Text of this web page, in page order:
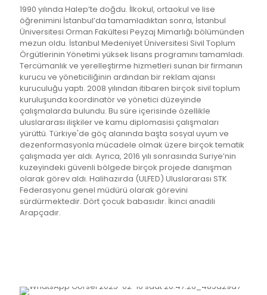
1990 yılında Halep’te doğdu. İlkokul, ortaokul ve lise
öğrenimini İstanbul’da tamamladıktan sonra, İstanbul
Üniversitesi Orman Fakültesi Peyzaj Mimarlığı bölümünden
mezun oldu. İstanbul Medeniyet Üniversitesi Sivil Toplum
Örgütlerinin Yönetimi yüksek lisans programını tamamladı.
Tercümanlık ve yerelleştirme hizmetleri sunan bir firmanın
kurucu ve yöneticiliğinin ardından bir reklam ajansı
kuruculuğu yaptı. 2008 yılından itibaren birçok sivil toplum
kuruluşunda koordinatör ve yönetici düzeyinde
çalışmalarda bulundu. Bu süre içerisinde özellikle
uluslararası ilişkiler ve kamu diplomasisi çalışmaları
yürüttü. Türkiye'de göç alanında başta sosyal uyum ve
dezenformasyonla mücadele olmak üzere birçok tematik
çalışmada yer aldı. Ayrıca, 2016 yılı sonrasında Suriye’nin
kuzeyindeki güvenli bölgede birçok projede danışman
olarak görev aldı. Halihazırda (ULFED) Uluslararası STK
Federasyonu genel müdürü olarak görevini
sürdürmektedir. Dört çocuk babasıdır. İkinci anadili
Arapçadır.